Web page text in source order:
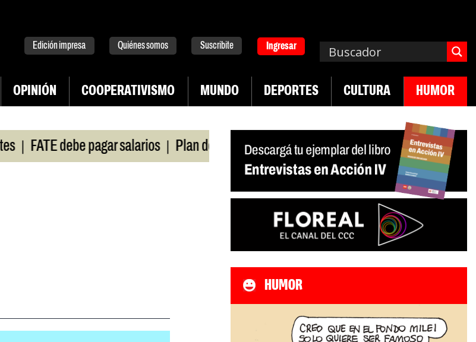
Edición impresa Quiénes somos Suscribite Ingresar
OPINIÓN COOPERATIVISMO MUNDO DEPORTES CULTURA HUMOR
FATE debe pagar salarios | Plan de lucha de UTEP | Exportaciones del agro | Crece
HUMOR